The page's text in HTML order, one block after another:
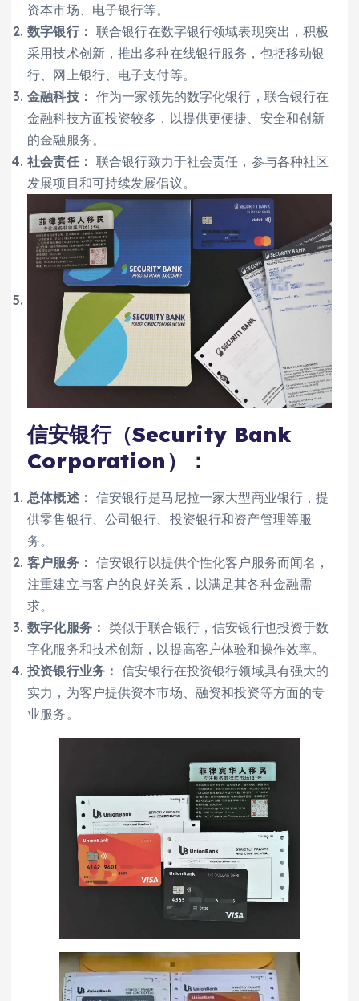
资本市场、电子银行等。
数字银行： 联合银行在数字银行领域表现突出，积极
采用技术创新，推出多种在线银行服务，包括移动银
行、网上银行、电子支付等。
金融科技： 作为一家领先的数字化银行，联合银行在
金融科技方面投资较多，以提供更便捷、安全和创新
的金融服务。
社会责任： 联合银行致力于社会责任，参与各种社区
发展项目和可持续发展倡议。
信安银行（Security Bank
Corporation）：
总体概述： 信安银行是马尼拉一家大型商业银行，提
供零售银行、公司银行、投资银行和资产管理等服
务。
客户服务： 信安银行以提供个性化客户服务而闻名，
注重建立与客户的良好关系，以满足其各种金融需
求。
数字化服务： 类似于联合银行，信安银行也投资于数
字化服务和技术创新，以提高客户体验和操作效率。
投资银行业务： 信安银行在投资银行领域具有强大的
实力，为客户提供资本市场、融资和投资等方面的专
业服务。